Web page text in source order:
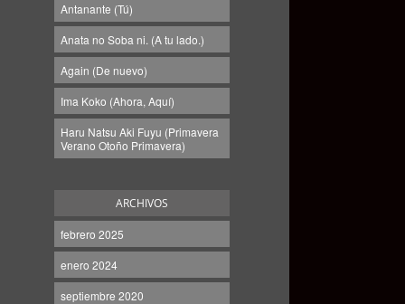
Antanante (Tú)
Anata no Soba ni. (A tu lado.)
Again (De nuevo)
Ima Koko (Ahora, Aquí)
Haru Natsu Aki Fuyu (Primavera
Verano Otoño Primavera)
ARCHIVOS
febrero 2025
enero 2024
septiembre 2020